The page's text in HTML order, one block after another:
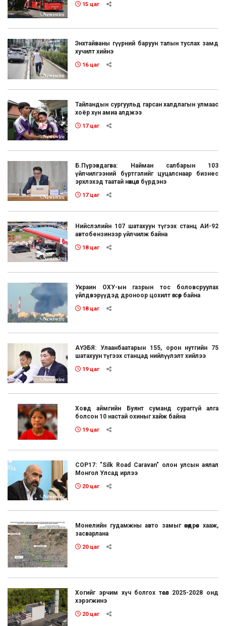
15 цаг
Энхтайваны гүүрний баруун талын туслах замд
хучилт хийнэ
16 цаг
Тайландын сургуульд гарсан халдлагын улмаас
хоёр хүн амиа алджээ
17 цаг
Б.Пүрэвдагва: Найман салбарын 103
үйлчилгээний бүртгэлийг цуцалснаар бизнес
эрхлэхэд таатай нөхцөл бүрдэнэ
17 цаг
Нийслэлийн 107 шатахуун түгээх станц АИ-92
автобензинээр үйлчилж байна
18 цаг
Украин ОХУ-ын газрын тос боловсруулах
үйлдвэрүүдэд дроноор цохилт өгсөөр байна
18 цаг
АҮЭБЯ: Улаанбаатарын 155, орон нутгийн 75
шатахуун түгээх станцад нийлүүлэлт хийлээ
19 цаг
Ховд аймгийн Буянт суманд сураггүй алга
болсон 10 настай охиныг хайж байна
19 цаг
COP17: "Silk Road Caravan" олон улсын аялал
Монгол Улсад ирлээ
20 цаг
Монелийн гудамжны авто замыг өнөөдрөөс хааж,
засварлана
20 цаг
Хогийг эрчим хүч болгох төсөл 2025-2028 онд
хэрэгжинэ
20 цаг